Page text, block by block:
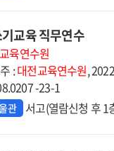
교육 직무연수
육연수원
:대전교육연수원, 2022
-23-1
관 서고(열람신청 후 1